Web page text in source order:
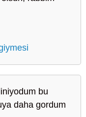
bu
daha gordum